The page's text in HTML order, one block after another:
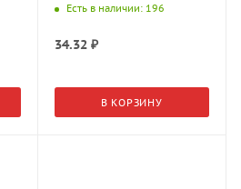
Есть в наличии: 196
34.32₽
В КОРЗИНУ